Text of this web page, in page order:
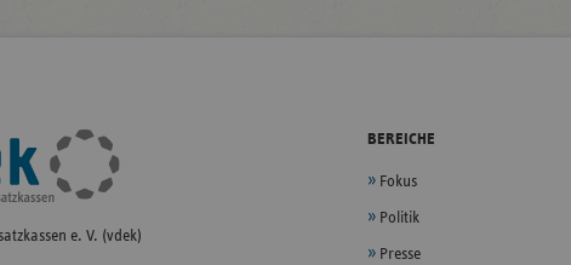
e. V. (vdek)
BEREICHE
Fokus
Politik
Presse